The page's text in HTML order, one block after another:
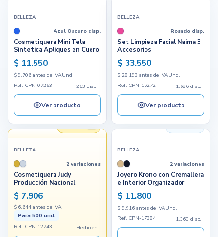
BELLEZA
Azul Oscuro disp.
Cosmetiquera Mini Tela
Sintetica Apliques en Cuero
$ 11.550
$ 9.706 antes de IVAUnd.
Ref. CPN-07263
263 disp.
Ver producto
BELLEZA
Rosado disp.
Set Limpieza Facial Naima 3
Accesorios
$ 33.550
$ 28.193 antes de IVAUnd.
Ref. CPN-16272
1.686 disp.
Ver producto
BELLEZA
2 variaciones
Cosmetiquera Judy
Producción Nacional
$ 7.906
$ 6.644 antes de IVA
Para 500 und.
Ref. CPN-12743 Hecho en
BELLEZA
2 variaciones
Joyero Krono con Cremallera
e Interior Organizador
$ 11.800
$ 9.916 antes de IVAUnd.
Ref. CPN-17384
1.360 disp.